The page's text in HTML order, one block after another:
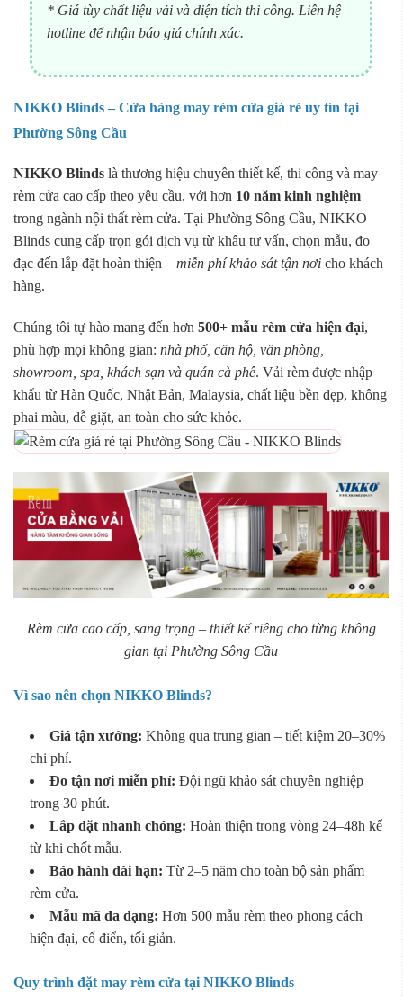
* Giá tùy chất liệu vải và diện tích thi công. Liên hệ
hotline để nhận báo giá chính xác.
NIKKO Blinds – Cửa hàng may rèm cửa giá rẻ uy tín tại
Phường Sông Cầu
NIKKO Blinds là thương hiệu chuyên thiết kế, thi công và may
rèm cửa cao cấp theo yêu cầu, với hơn 10 năm kinh nghiệm
trong ngành nội thất rèm cửa. Tại Phường Sông Cầu, NIKKO
Blinds cung cấp trọn gói dịch vụ từ khâu tư vấn, chọn mẫu, đo
đạc đến lắp đặt hoàn thiện – miễn phí khảo sát tận nơi cho khách
hàng.
Chúng tôi tự hào mang đến hơn 500+ mẫu rèm cửa hiện đại,
phù hợp mọi không gian: nhà phố, căn hộ, văn phòng,
showroom, spa, khách sạn và quán cà phê. Vải rèm được nhập
khẩu từ Hàn Quốc, Nhật Bản, Malaysia, chất liệu bền đẹp, không
phai màu, dễ giặt, an toàn cho sức khỏe.
Rèm cửa cao cấp, sang trọng – thiết kế riêng cho từng không
gian tại Phường Sông Cầu
Vì sao nên chọn NIKKO Blinds?
Giá tận xưởng: Không qua trung gian – tiết kiệm 20–30%
chi phí.
Đo tận nơi miễn phí: Đội ngũ khảo sát chuyên nghiệp
trong 30 phút.
Lắp đặt nhanh chóng: Hoàn thiện trong vòng 24–48h kể
từ khi chốt mẫu.
Bảo hành dài hạn: Từ 2–5 năm cho toàn bộ sản phẩm
rèm cửa.
Mẫu mã đa dạng: Hơn 500 mẫu rèm theo phong cách
hiện đại, cổ điển, tối giản.
Quy trình đặt may rèm cửa tại NIKKO Blinds